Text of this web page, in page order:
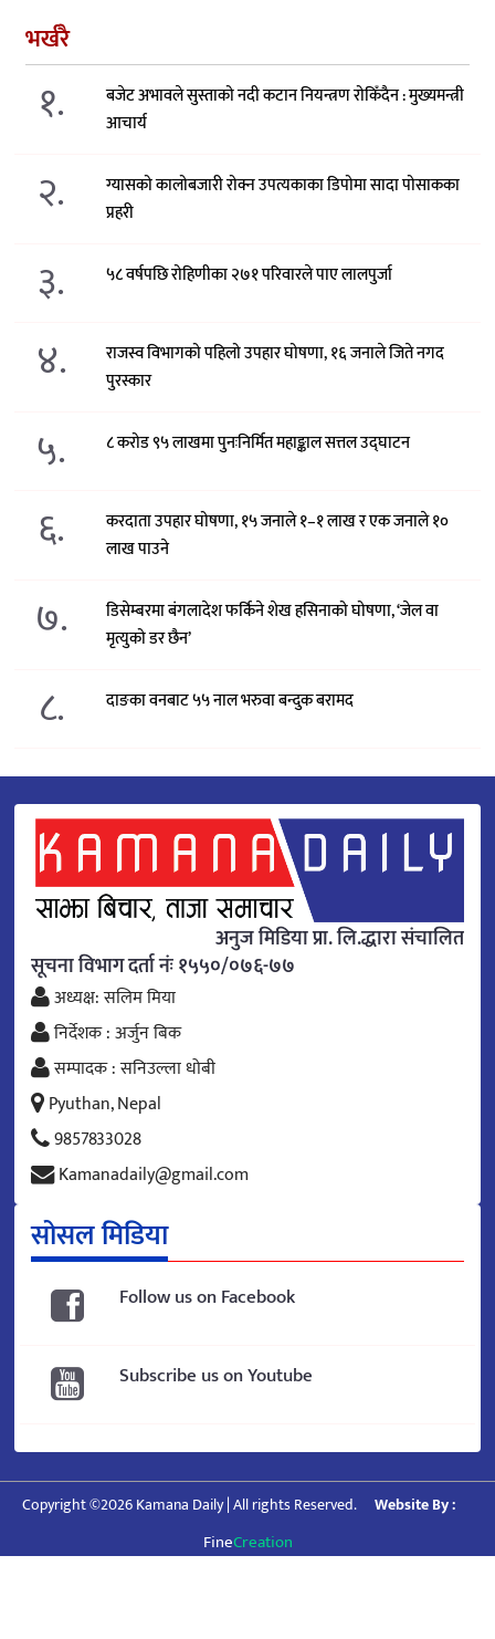
भर्खरै
१.
बजेट अभावले सुस्ताको नदी कटान नियन्त्रण रोकिँदैन : मुख्यमन्त्री
आचार्य
२.
ग्यासको कालोबजारी रोक्न उपत्यकाका डिपोमा सादा पोसाकका
प्रहरी
३. ५८ वर्षपछि रोहिणीका २७१ परिवारले पाए लालपुर्जा
४.
राजस्व विभागको पहिलो उपहार घोषणा, १६ जनाले जिते नगद
पुरस्कार
५. ८ करोड ९५ लाखमा पुनःनिर्मित महाङ्काल सत्तल उद्घाटन
६.
करदाता उपहार घोषणा, १५ जनाले १–१ लाख र एक जनाले १०
लाख पाउने
७.
डिसेम्बरमा बंगलादेश फर्किने शेख हसिनाको घोषणा, ‘जेल वा
मृत्युको डर छैन’
८. दाङका वनबाट ५५ नाल भरुवा बन्दुक बरामद
अनुज मिडिया प्रा. लि.द्धारा संचालित
सूचना विभाग दर्ता नंः १५५०/०७६-७७
अध्यक्ष: सलिम मिया
निर्देशक : अर्जुन बिक
सम्पादक : सनिउल्ला धोबी
Pyuthan, Nepal
9857833028
Kamanadaily@gmail.com
सोसल मिडिया
Follow us on Facebook
Subscribe us on Youtube
Copyright ©2026 Kamana Daily | All rights Reserved. Website By :
FineCreation